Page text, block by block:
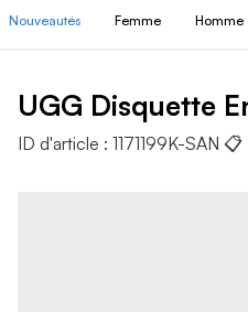
Nouveautés Femme Homme
UGG Disquette
ID d'article : 1171199K-SAN 📋